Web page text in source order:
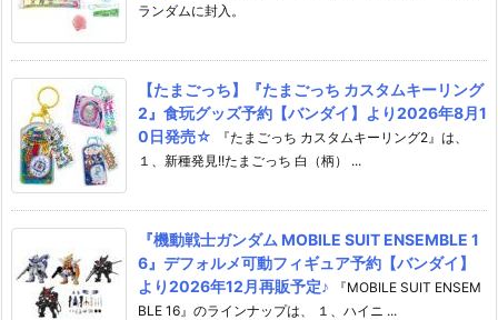
ランダムに封入。
【たまごっち】『たまごっち カスタムキーリング
2』食玩グッズ予約【バンダイ】より2026年8月1
0日発売☆
『たまごっち カスタムキーリング2』は、
１、新種発見!!たまごっち 白（柄） ...
『機動戦士ガンダム MOBILE SUIT ENSEMBLE 1
6』デフォルメ可動フィギュア予約【バンダイ】
より2026年12月再販予定♪
『MOBILE SUIT ENSEM
BLE 16』のラインナップは、 １、ハイニ ...